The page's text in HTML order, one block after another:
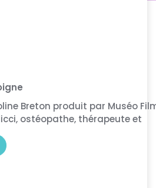
Breton produit par Muséo
ostéopathe, thérapeute et